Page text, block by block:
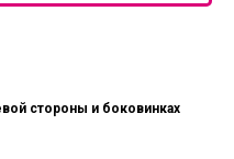
стороны и боковинках